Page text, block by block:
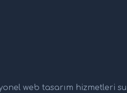
web tasarım hizmetleri